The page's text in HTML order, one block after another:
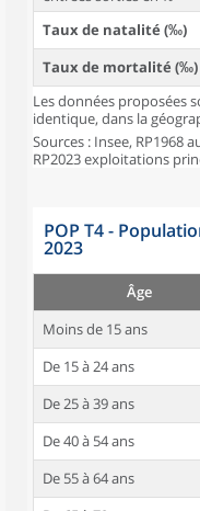
Taux de natalité (‰)
Taux de mortalité (‰)
Les données proposées
identique, dans la
Sources : Insee, RP1968
RP2023 exploitations
POP T4 -
2023
Âge
Moins de 15 ans
De 15 à 24 ans
De 25 à 39 ans
De 40 à 54 ans
De 55 à 64 ans